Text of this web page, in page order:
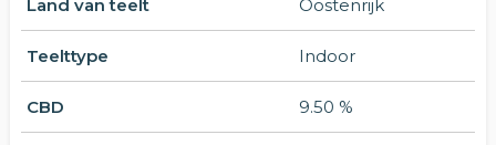
Land van teelt Oostenrijk
Teelttype Indoor
CBD 9.50 %